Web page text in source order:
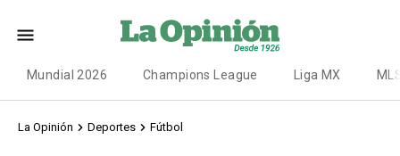
Mundial 2026 Champions League Liga MX
La Opinión Deportes Fútbol